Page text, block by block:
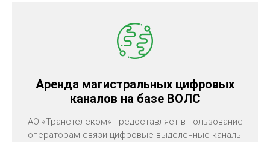
Аренда магистральных цифровых
каналов на базе ВОЛС
АО «Транстелеком» предоставляет в пользование
операторам связи цифровые выделенные каналы